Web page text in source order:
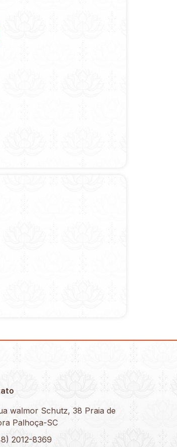
walmor Schutz, 38 Praia de
Palhoça-SC
2012-8369